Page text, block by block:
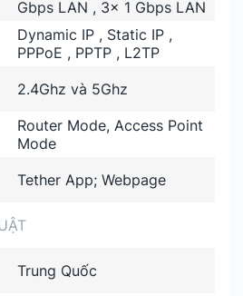
Gbps LAN , 3× 1 Gbps LAN
Dynamic IP , Static IP ,
PPPoE , PPTP , L2TP
2.4Ghz và 5Ghz
Router Mode, Access Point
Mode
Tether App; Webpage
Trung Quốc